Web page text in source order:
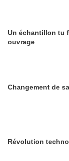
Un échantillon tu
ouvrage
Changement de
Révolution